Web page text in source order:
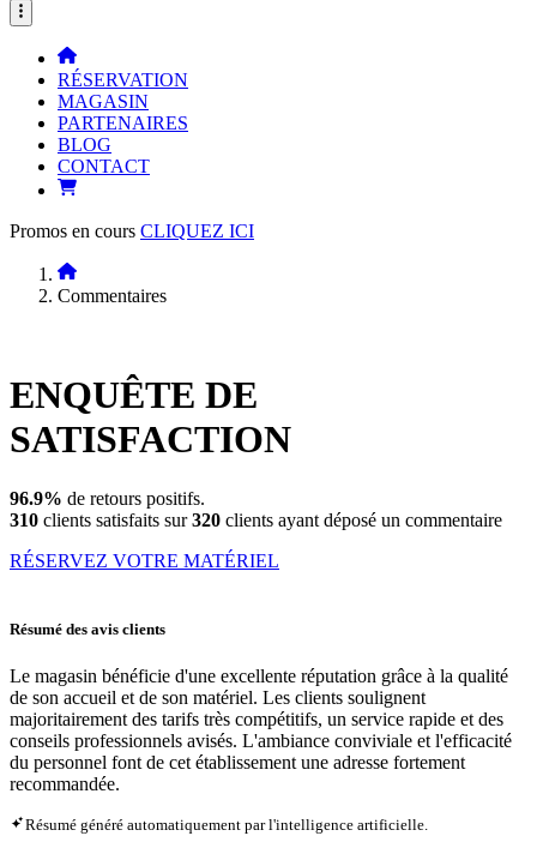
RÉSERVATION
MAGASIN
PARTENAIRES
BLOG
CONTACT
Promos en cours CLIQUEZ ICI
Commentaires
ENQUÊTE DE
SATISFACTION
96.9% de retours positifs.
310 clients satisfaits sur320 clients ayant déposé un commentaire
RÉSERVEZ VOTRE MATÉRIEL
Résumé des avis clients
Le magasin bénéficie d'une excellente réputation grâce à la qualité
de son accueil et de son matériel. Les clients soulignent
majoritairement des tarifs très compétitifs, un service rapide et des
conseils professionnels avisés. L'ambiance conviviale et l'efficacité
du personnel font de cet établissement une adresse fortement
recommandée.
Résumé généré automatiquement par l'intelligence artificielle.